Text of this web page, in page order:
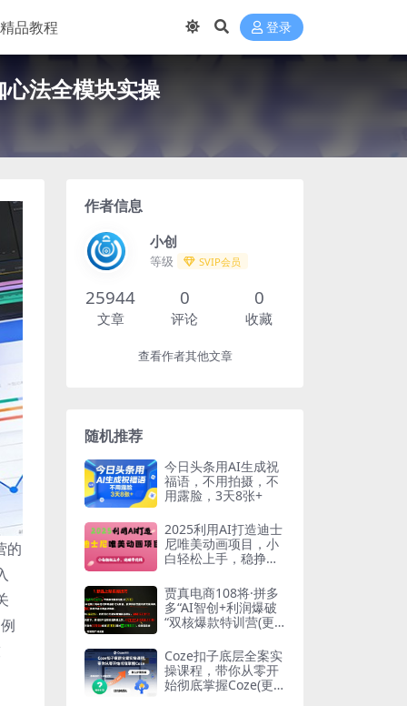
精品教程 登录
法全模块实操
的
作者信息
小创
等级 SVIP会员
25944
文章
0
评论
0
收藏
查看作者其他文章
随机推荐
今日头条用AI生成祝
福语，不用拍摄，不
用露脸，3天8张+
2025利用AI打造迪士
尼唯美动画项目，小
白轻松上手，稳挣零
贾真电商108将·拼多
多“AI智创+利润爆破
“双核爆款特训营(更
Coze扣子底层全案实
操课程，带你从零开
始彻底掌握Coze(更